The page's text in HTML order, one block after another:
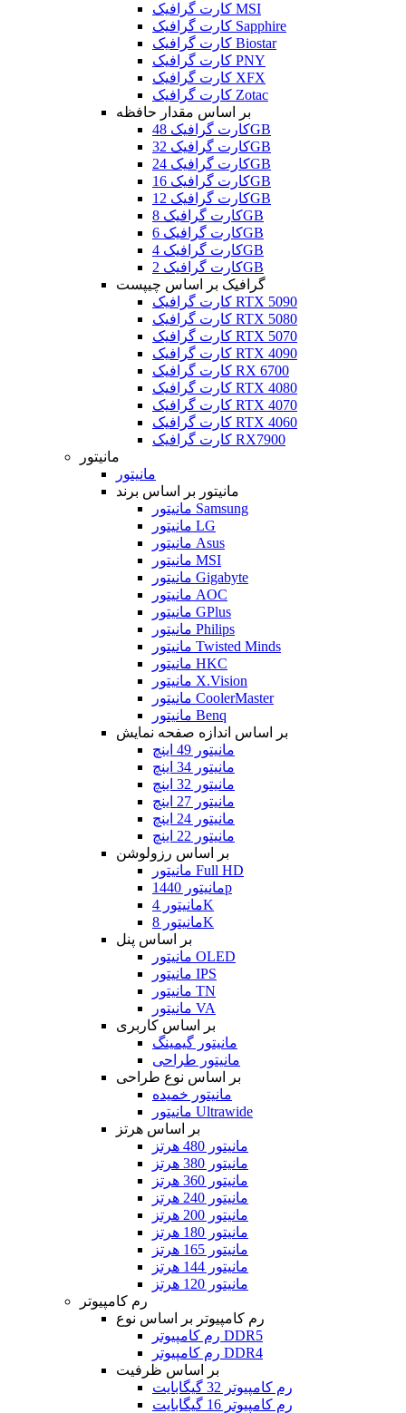
کارت گرافیک MSI
کارت گرافیک Sapphire
کارت گرافیک Biostar
کارت گرافیک PNY
کارت گرافیک XFX
کارت گرافیک Zotac
بر اساس مقدار حافظه
کارت گرافیک 48GB
کارت گرافیک 32GB
کارت گرافیک 24GB
کارت گرافیک 16GB
کارت گرافیک 12GB
کارت گرافیک 8GB
کارت گرافیک 6GB
کارت گرافیک 4GB
کارت گرافیک 2GB
گرافیک بر اساس چیپست
کارت گرافیک RTX 5090
کارت گرافیک RTX 5080
کارت گرافیک RTX 5070
کارت گرافیک RTX 4090
کارت گرافیک RX 6700
کارت گرافیک RTX 4080
کارت گرافیک RTX 4070
کارت گرافیک RTX 4060
کارت گرافیک RX7900
مانیتور
مانیتور
مانیتور بر اساس برند
مانیتور Samsung
مانیتور LG
مانیتور Asus
مانیتور MSI
مانیتور Gigabyte
مانیتور AOC
مانیتور GPlus
مانیتور Philips
مانیتور Twisted Minds
مانیتور HKC
مانیتور X.Vision
مانیتور CoolerMaster
مانیتور Benq
بر اساس اندازه صفحه نمایش
مانیتور 49 اینچ
مانیتور 34 اینچ
مانیتور 32 اینچ
مانیتور 27 اینچ
مانیتور 24 اینچ
مانیتور 22 اینچ
بر اساس رزولوشن
مانیتور Full HD
مانیتور 1440p
مانیتور 4K
مانیتور 8K
بر اساس پنل
مانیتور OLED
مانیتور IPS
مانیتور TN
مانیتور VA
بر اساس کاربری
مانیتور گیمینگ
مانیتور طراحی
بر اساس نوع طراحی
مانیتور خمیده
مانیتور Ultrawide
بر اساس هرتز
مانیتور 480 هرتز
مانیتور 380 هرتز
مانیتور 360 هرتز
مانیتور 240 هرتز
مانیتور 200 هرتز
مانیتور 180 هرتز
مانیتور 165 هرتز
مانیتور 144 هرتز
مانیتور 120 هرتز
رم کامپیوتر
رم کامپیوتر بر اساس نوع
رم کامپیوتر DDR5
رم کامپیوتر DDR4
بر اساس ظرفیت
رم کامپیوتر 32 گیگابایت
رم کامپیوتر 16 گیگابایت